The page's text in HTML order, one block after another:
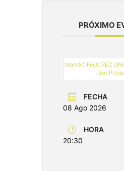
PRÓXIMO
ManIAC
Bot
FECHA
08 Ago 2026
HORA
20:30